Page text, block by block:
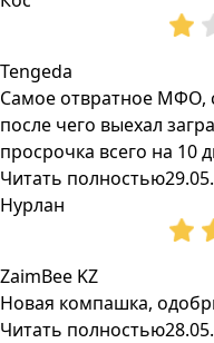
Tengeda
Самое отвратное МФО,
после чего выехал
просрочка всего на 10
Читать полностью
Нурлан
ZaimBee KZ
Новая компашка,
Читать полностью